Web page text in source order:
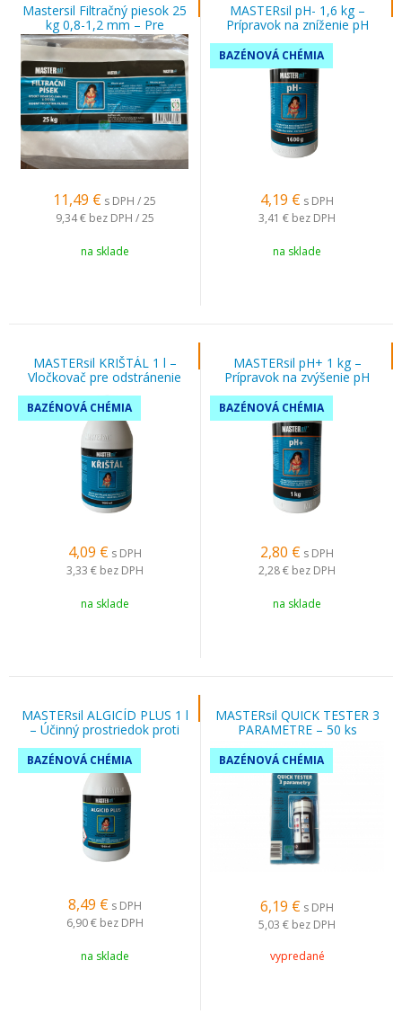
Mastersil Filtračný piesok 25
kg 0,8-1,2 mm – Pre
efektívnu filtráciu bazénovej
vody
11,49 € s DPH / 25
9,34 € bez DPH / 25
na sklade
MASTERsil pH- 1,6 kg –
Prípravok na zníženie pH
bazénovej vody
BAZÉNOVÁ CHÉMIA
4,19 € s DPH
3,41 € bez DPH
na sklade
MASTERsil KRIŠTÁL 1 l –
Vločkovač pre odstránenie
zákalu z vody
BAZÉNOVÁ CHÉMIA
4,09 € s DPH
3,33 € bez DPH
na sklade
MASTERsil pH+ 1 kg –
Prípravok na zvýšenie pH
bazénovej vody
BAZÉNOVÁ CHÉMIA
2,80 € s DPH
2,28 € bez DPH
na sklade
MASTERsil ALGICÍD PLUS 1 l
– Účinný prostriedok proti
riasam v bazéne
BAZÉNOVÁ CHÉMIA
8,49 € s DPH
6,90 € bez DPH
na sklade
MASTERsil QUICK TESTER 3
PARAMETRE – 50 ks
testovacích prúžkov
BAZÉNOVÁ CHÉMIA
6,19 € s DPH
5,03 € bez DPH
vypredané